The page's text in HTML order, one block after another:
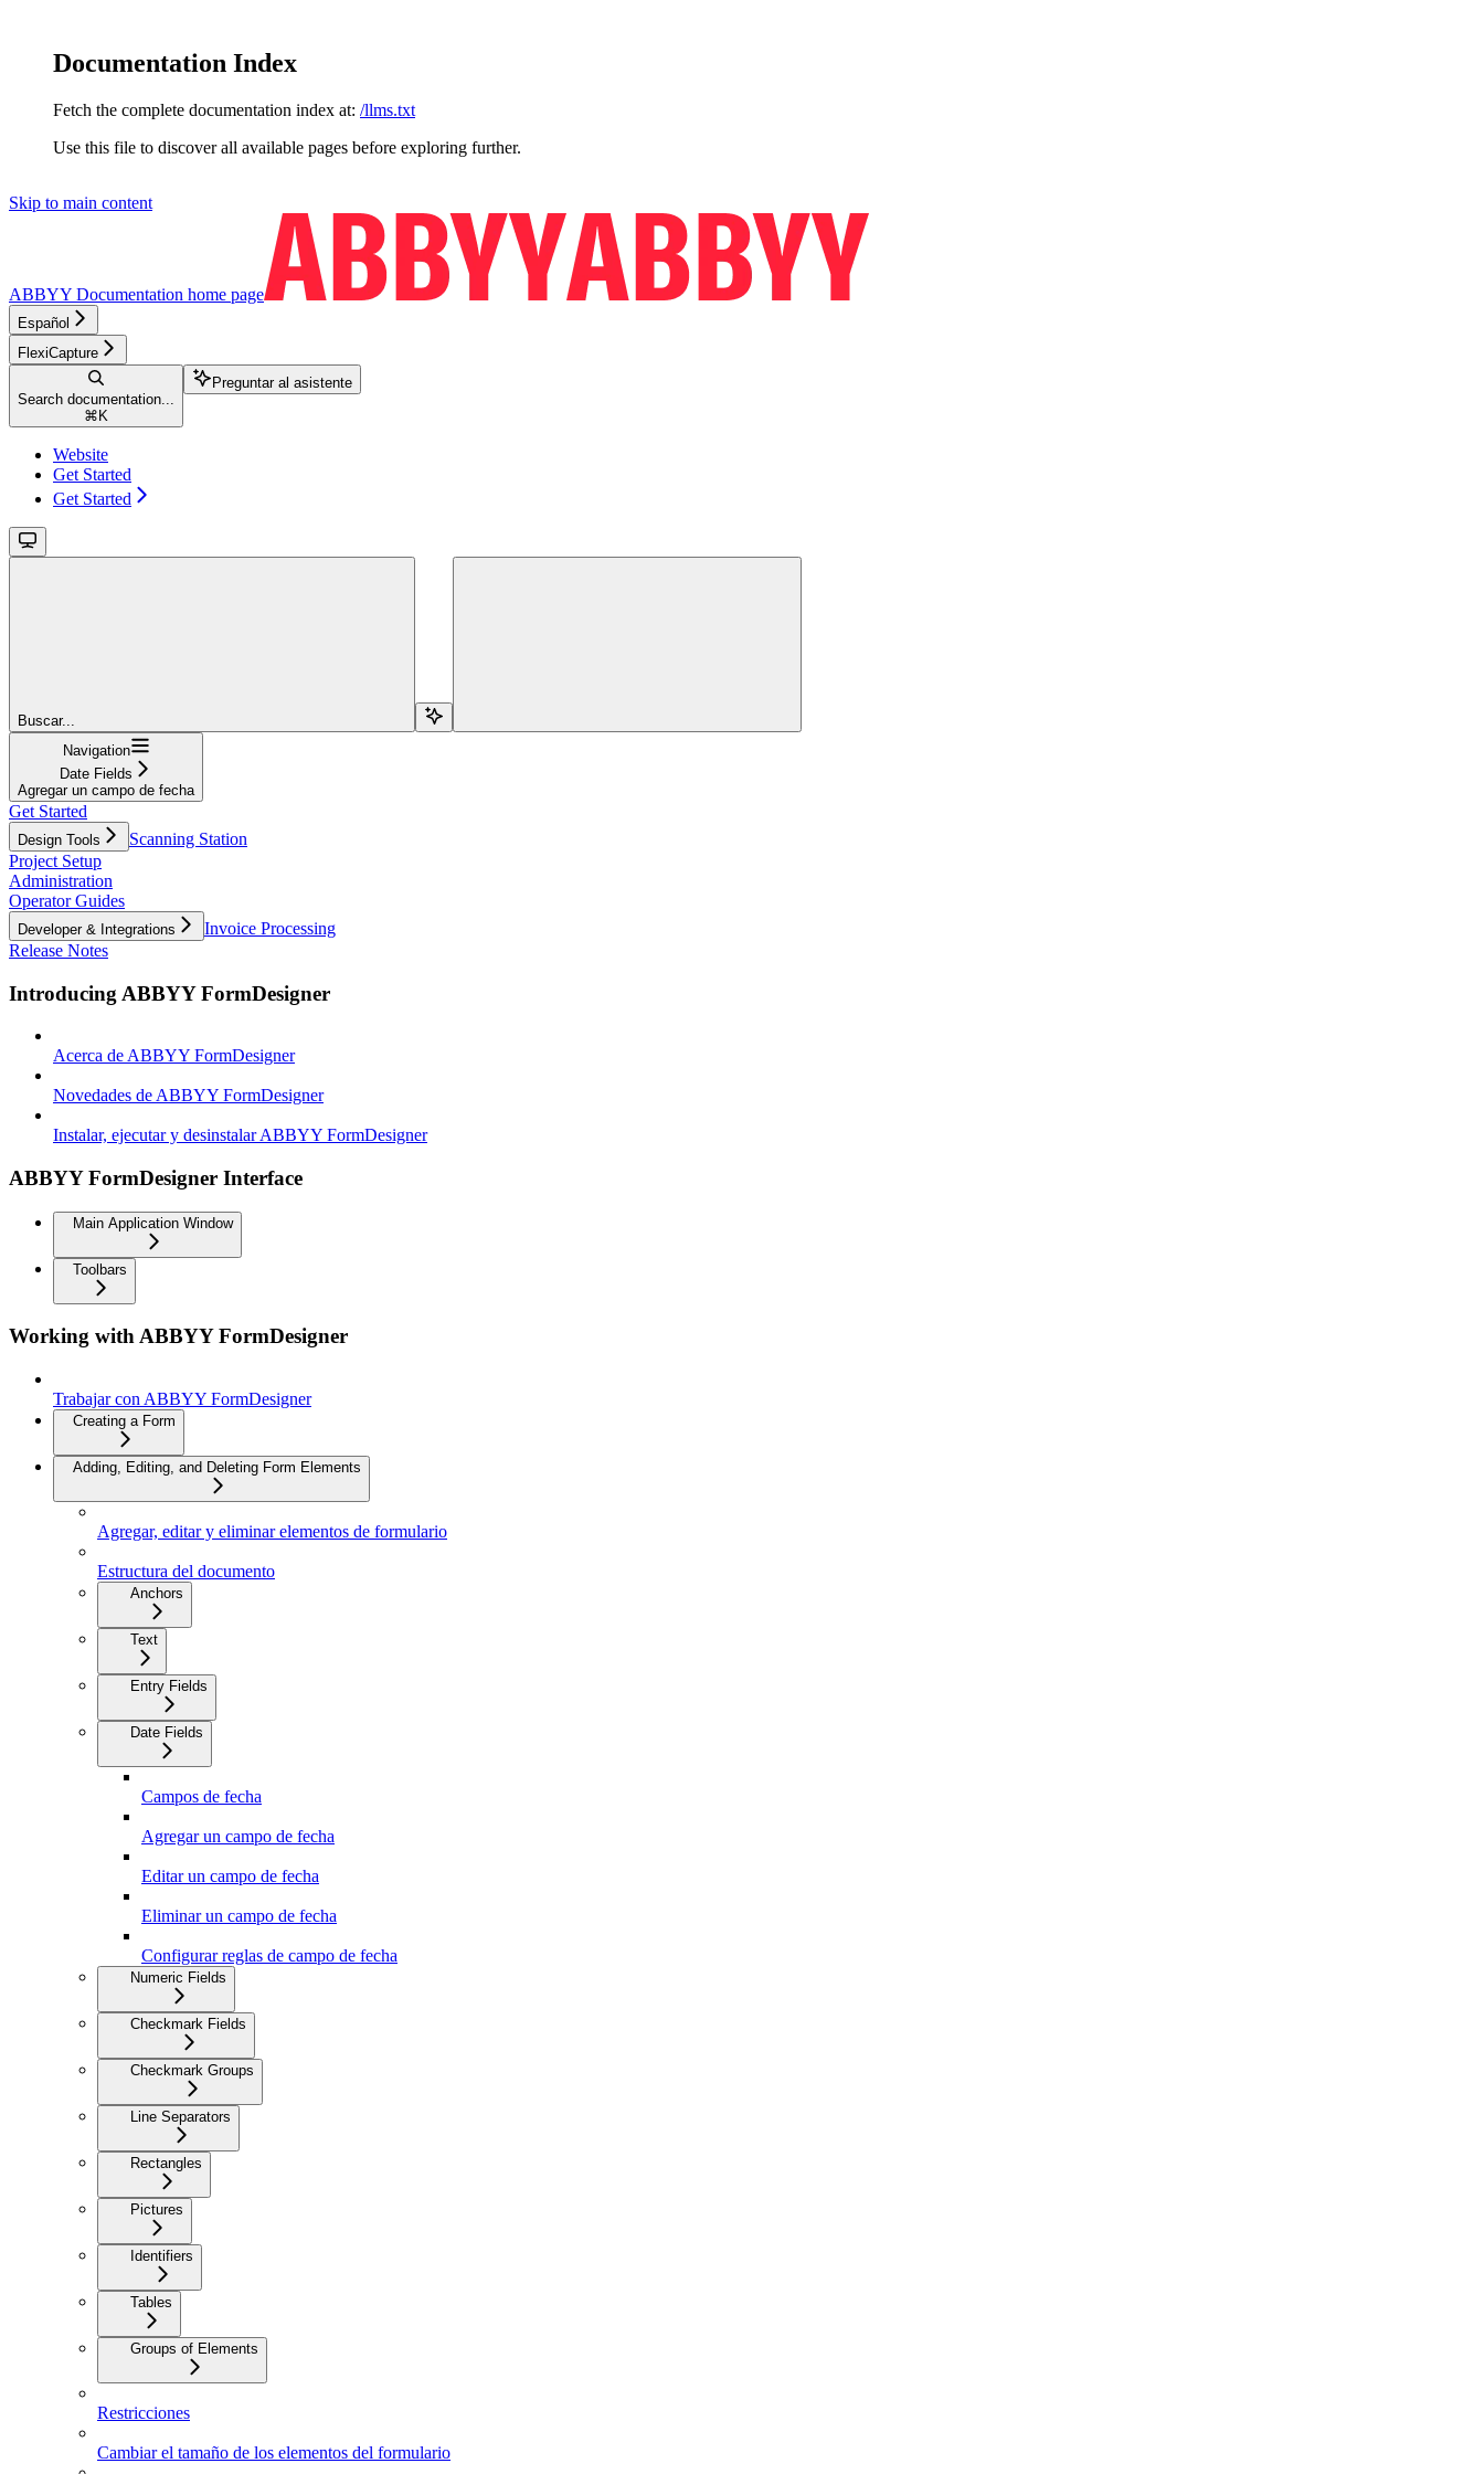
Documentation Index
Fetch the complete documentation index at: /llms.txt
Use this file to discover all available pages before exploring further.
Skip to main content
ABBYY Documentation home page
Español
FlexiCapture
Search documentation...
⌘ K
Preguntar al asistente
Website
Get Started
Get Started
Buscar...
Navigation
Date Fields
Agregar un campo de fecha
Get Started
Design Tools
Scanning Station
Project Setup
Administration
Operator Guides
Developer & Integrations
Invoice Processing
Release Notes
Introducing ABBYY FormDesigner
Acerca de ABBYY FormDesigner
Novedades de ABBYY FormDesigner
Instalar, ejecutar y desinstalar ABBYY FormDesigner
ABBYY FormDesigner Interface
Main Application Window
Toolbars
Working with ABBYY FormDesigner
Trabajar con ABBYY FormDesigner
Creating a Form
Adding, Editing, and Deleting Form Elements
Agregar, editar y eliminar elementos de formulario
Estructura del documento
Anchors
Text
Entry Fields
Date Fields
Campos de fecha
Agregar un campo de fecha
Editar un campo de fecha
Eliminar un campo de fecha
Configurar reglas de campo de fecha
Numeric Fields
Checkmark Fields
Checkmark Groups
Line Separators
Rectangles
Pictures
Identifiers
Tables
Groups of Elements
Restricciones
Cambiar el tamaño de los elementos del formulario